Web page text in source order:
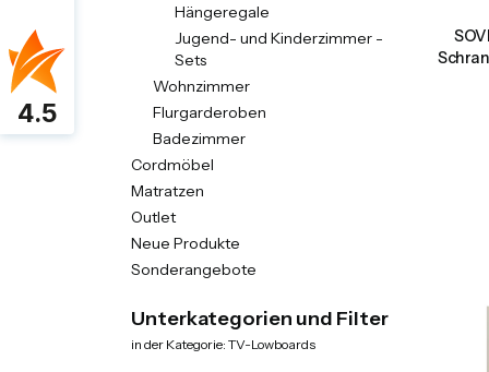
Hängeregale
Jugend- und Kinderzimmer -
Sets
Wohnzimmer
Flurgarderoben
Badezimmer
Cordmöbel
Matratzen
Outlet
Neue Produkte
Sonderangebote
Unterkategorien und Filter
in der Kategorie: TV-Lowboards
4.5